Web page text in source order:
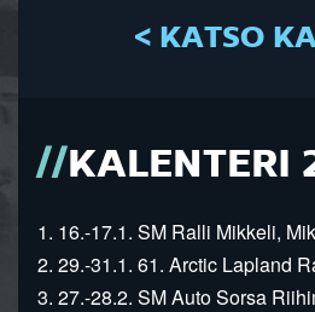
< KATSO
KALENTERI
1. 16.-17.1. SM Ralli Mikkeli,
2. 29.-31.1. 61. Arctic Lapland
3. 27.-28.2. SM Auto Sorsa